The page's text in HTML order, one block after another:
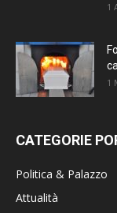
1
1
CATEGORIE
Politica & Palazzo
Attualità